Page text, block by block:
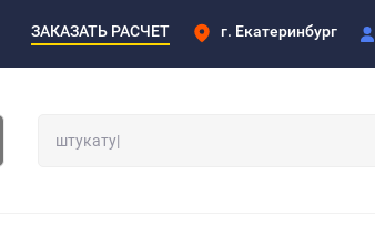
ЗАКАЗАТЬ РАСЧЕТ г. Екатеринбург